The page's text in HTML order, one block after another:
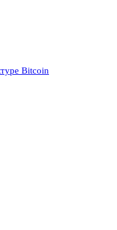
Bitcoin